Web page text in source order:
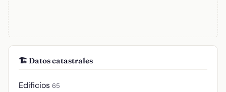
🏗️ Datos catastrales
Edificios 65